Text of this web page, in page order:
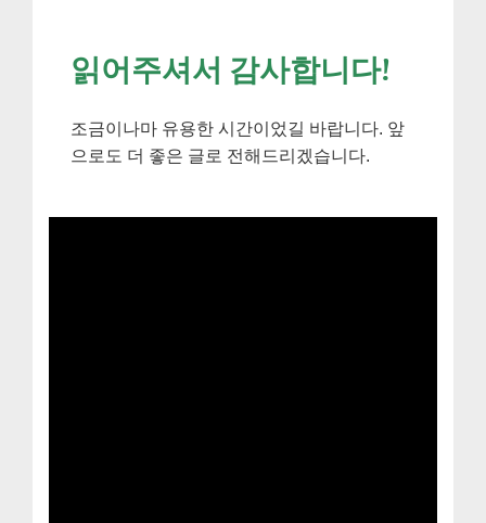
읽어주셔서 감사합니다!
조금이나마 유용한 시간이었길 바랍니다. 앞
으로도 더 좋은 글로 전해드리겠습니다.